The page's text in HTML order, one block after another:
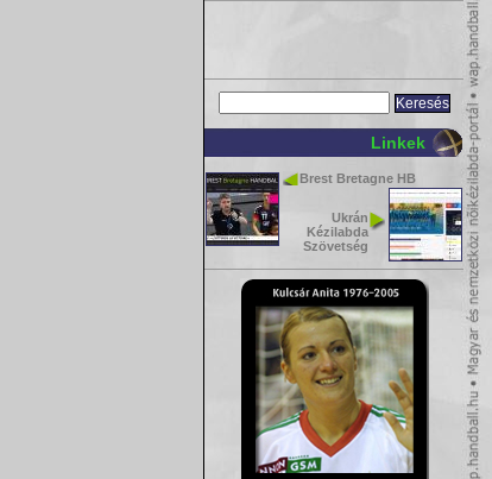
Linkek
Brest Bretagne HB
Ukrán
Kézilabda
Szövetség